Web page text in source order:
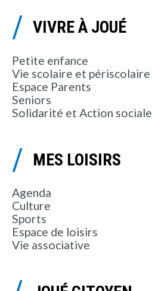
VIVRE À JOUÉ
Petite enfance
Vie scolaire et périscolaire
Espace Parents
Seniors
Solidarité et Action sociale
MES LOISIRS
Agenda
Culture
Sports
Espace de loisirs
Vie associative